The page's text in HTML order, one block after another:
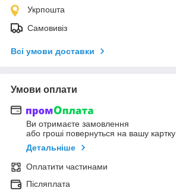
Укрпошта
Самовивіз
Всі умови доставки
Умови оплати
Ви отримаєте замовлення
або гроші повернуться на вашу картку
Детальніше
Оплатити частинами
Післяплата